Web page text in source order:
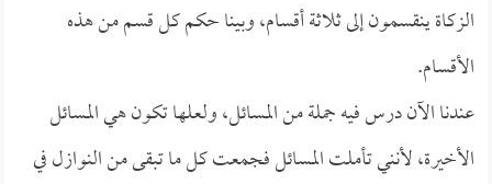
الزكاة ينقسمون إلى ثلاثة أقسام، وبينا حكم كل قسم من هذه
الأقسام.
عندنا الآن درس فيه جملة من المسائل، ولعلها تكون هي المسائل
الأخيرة، لأنني تأملت المسائل فجمعت كل ما تبقى من النوازل في